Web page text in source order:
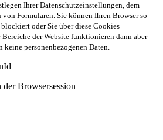
Ihrer Datenschutzeinstellungen, dem
Formularen. Sie können Ihren Browser so
oder Sie über diese Cookies
der Website funktionieren dann aber
keine personenbezogenen Daten.
Browsersession